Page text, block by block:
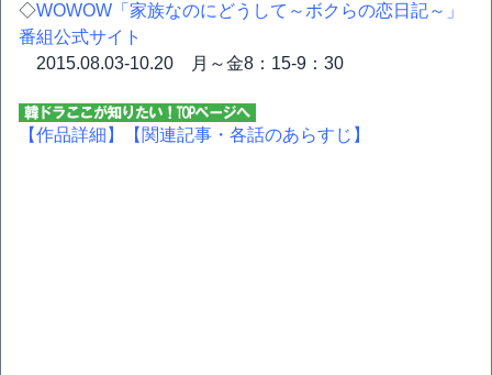
◇WOWOW「家族なのにどうして～ボクらの恋日記～」
番組公式サイト
2015.08.03-10.20 月～金8：15-9：30
【作品詳細】 【関連記事・各話のあらすじ】